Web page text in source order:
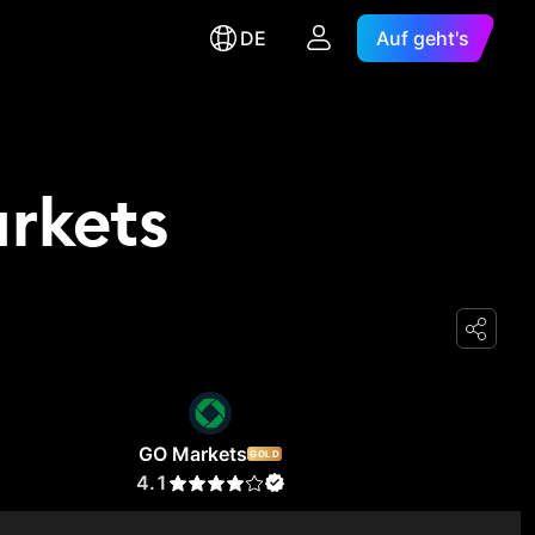
DE Auf geht's
GO Markets GOLD
4.1